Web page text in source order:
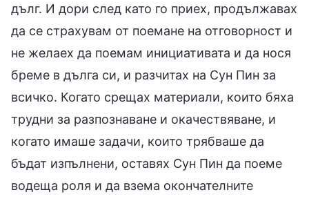
дълг. И дори след като го приех, продължавах
да се страхувам от поемане на отговорност и
не желаех да поемам инициативата и да нося
бреме в дълга си, и разчитах на Сун Пин за
всичко. Когато срещах материали, които бяха
трудни за разпознаване и окачествяване, и
когато имаше задачи, които трябваше да
бъдат изпълнени, оставях Сун Пин да поеме
водеща роля и да взема окончателните